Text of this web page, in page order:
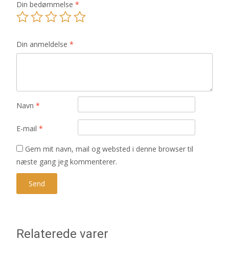
Din bedømmelse *
Din anmeldelse *
Navn *
E-mail *
Gem mit navn, mail og websted i denne browser til
næste gang jeg kommenterer.
Relaterede varer